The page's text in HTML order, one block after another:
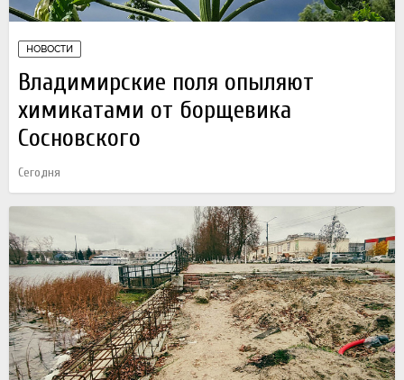
НОВОСТИ
Владимирские поля опыляют
химикатами от борщевика
Сосновского
Сегодня